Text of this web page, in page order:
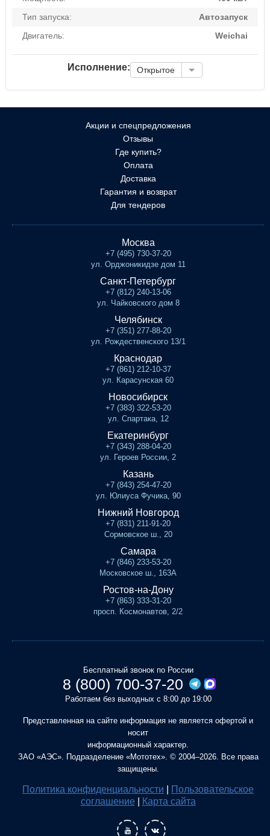
Тип запуска:
Автозапуск
Двигатель:
Weichai
Исполнение: Открытое
Акции и спецпредложения
Отзывы
Где купить?
Оплата
Доставка
Гарантия и возврат
Для тендеров
Москва
+7 (495) 730-37-20
ул. Орджоникидзе дом 11
Санкт-Петербург
+7 (812) 240-13-06
ул. Чайковского дом 8
Челябинск
+7 (351) 277-88-20
ул. Рождественского 13/1
Краснодар
+7 (861) 212-10-37
ул. Карасунская 60
Новосибирск
+7 (383) 322-53-20
ул. Спартака, 12
Екатеринбург
+7 (343) 288-04-20
ул. Героев России, 2
Казань
+7 (843) 254-47-20
ул. Юлиуса Фучика, 90
Нижний Новгород
+7 (831) 211-91-20
Сормовское ш., 20
Самара
+7 (846) 233-53-20
Московское ш., 163А
Ростов-на-Дону
+7 (863) 333-31-20
просп. Космонавтов, 2/2
Бесплатный звонок по России
8 (800) 700-37-20
Работаем без выходных с 8:00 до 19:00
Представленная на сайте информация не является офертой и
носит
информационный характер.
ЗАО «АЭС». Подразделение «Мототех». © 2004–2026. Все права
защищены.
Политика конфиденциальности
Пользовательское
соглашение
Карта сайта